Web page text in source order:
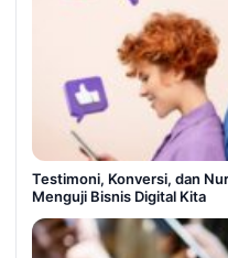
Testimoni, Konversi, dan
Menguji Bisnis Digital Kita